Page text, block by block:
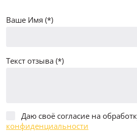
Ваше Имя (*)
Текст отзыва (*)
Даю своё согласие на
конфиденциальности